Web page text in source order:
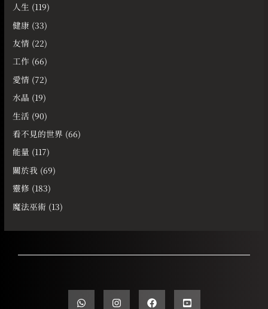
人生 (119)
健康 (33)
友情 (22)
工作 (66)
愛情 (72)
水晶 (19)
生活 (90)
看不見的世界 (66)
能量 (117)
關於我 (69)
靈修 (183)
魔法巫術 (13)